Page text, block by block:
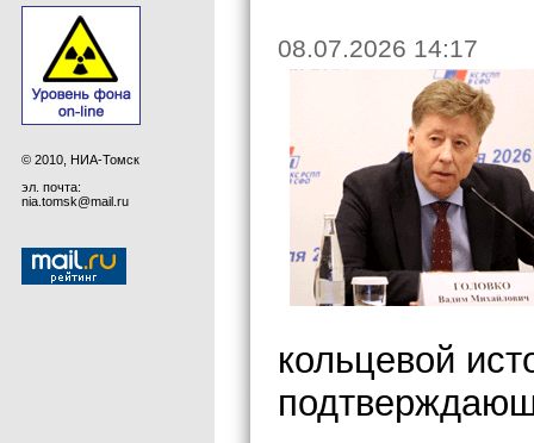
© 2010, НИА-Томск
эл. почта:
nia.tomsk@mail.ru
08.07.2026 14:17
кольцевой